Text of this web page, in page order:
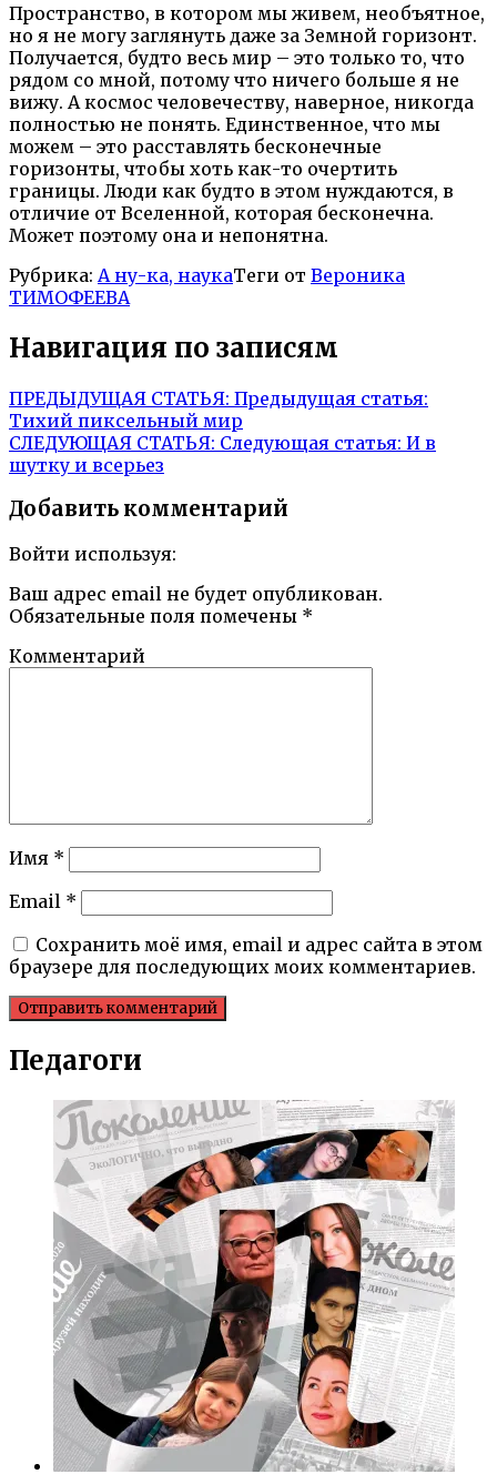
Пространство, в котором мы живем, необъятное,
но я не могу заглянуть даже за Земной горизонт.
Получается, будто весь мир – это только то, что
рядом со мной, потому что ничего больше я не
вижу. А космос человечеству, наверное, никогда
полностью не понять. Единственное, что мы
можем – это расставлять бесконечные
горизонты, чтобы хоть как-то очертить
границы. Люди как будто в этом нуждаются, в
отличие от Вселенной, которая бесконечна.
Может поэтому она и непонятна.
Рубрика: А ну-ка, наукаТеги от Вероника
ТИМОФЕЕВА
Навигация по записям
ПРЕДЫДУЩАЯ СТАТЬЯ: Предыдущая статья:
Тихий пиксельный мир
СЛЕДУЮЩАЯ СТАТЬЯ: Следующая статья: И в
шутку и всерьез
Добавить комментарий
Войти используя:
Ваш адрес email не будет опубликован.
Обязательные поля помечены *
Комментарий
Имя *
Email *
Сохранить моё имя, email и адрес сайта в этом
браузере для последующих моих комментариев.
Педагоги